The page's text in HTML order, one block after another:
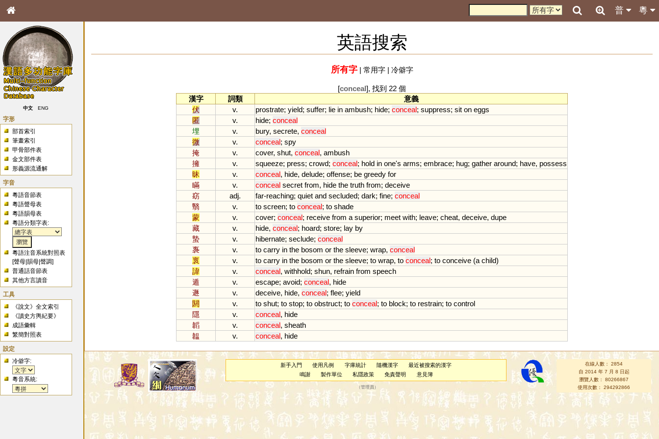
粵
普
中文 ENG
字形
部首索引
筆畫索引
甲骨部件表
金文部件表
形義源流通解
字音
粵語音節表
粵語聲母表
粵語韻母表
粵語分類字表:
粵語注音系統對照表
[聲母 |韻母 |聲調]
普通話音節表
其他方言讀音
工具
《說文》全文索引
《讀史方輿紀要》
成語彙輯
繁簡對照表
設定
冷僻字:
粵音系統:
英語搜索
所有字| 常用字| 冷僻字
[conceal], 找到 22 個
漢字
詞類
意義
伏
v. prostrate; yield; suffer; lie in ambush; hide; conceal; suppress; sit on eggs
匿
v. hide; conceal
埋
v. bury, secrete, conceal
微
v. conceal; spy
掩
v. cover, shut, conceal, ambush
擁
v. squeeze; press; crowd; conceal; hold in one's arms; embrace; hug; gather around; have, possess
昧
v. conceal, hide, delude; offense; be greedy for
瞞
v. conceal secret from, hide the truth from; deceive
窈
adj. far-reaching; quiet and secluded; dark; fine; conceal
翳
v. to screen; to conceal; to shade
蒙
v. cover; conceal; receive from a superior; meet with; leave; cheat, deceive, dupe
藏
v. hide, conceal; hoard; store; lay by
蟄
v. hibernate; seclude; conceal
褢
v. to carry in the bosom or the sleeve; wrap, conceal
褱
v. to carry in the bosom or the sleeve; to wrap, to conceal; to conceive (a child)
諱
v. conceal, withhold; shun, refrain from speech
遁
v. escape; avoid; conceal, hide
遯
v. deceive, hide, conceal; flee; yield
閼
v. to shut; to stop; to obstruct; to conceal; to block; to restrain; to control
隱
v. conceal, hide
韜
v. conceal, sheath
韞
v. conceal, hide
新手入門 使用凡例 字庫統計 隨機漢字
最近被搜索的漢字
鳴謝
製作單位 私隱政策 免責聲明 意見簿
（管理員 ）
在線人數： 2854
自 2014 年 7 月 8 日起
瀏覽人數： 80266867
使用次數： 294292866